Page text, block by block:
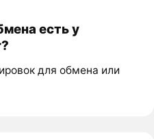
есть у
для обмена или